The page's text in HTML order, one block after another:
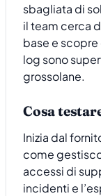
sbagliata di
il team cerca
base e scopre
log sono
grossolane.
Cosa
Inizia dal
come
accessi di
incidenti e